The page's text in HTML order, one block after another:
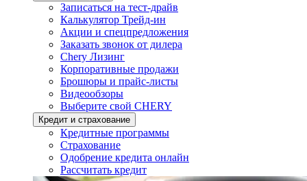
Записаться на тест-драйв
Калькулятор Трейд-ин
Акции и спецпредложения
Заказать звонок от дилера
Chery Лизинг
Корпоративные продажи
Брошюры и прайс-листы
Видеообзоры
Выберите свой CHERY
Кредит и страхование
Кредитные программы
Страхование
Одобрение кредита онлайн
Рассчитать кредит